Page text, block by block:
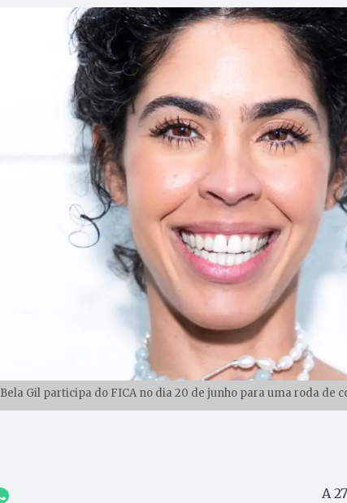
Bela Gil participa do FICA no dia 20 de junho para uma roda de
A